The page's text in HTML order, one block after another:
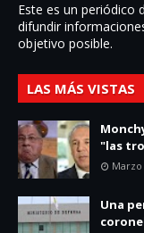
Este es un periódico
difundir
objetivo posible.
LAS MÁS VISTAS
"las
Marzo
Una